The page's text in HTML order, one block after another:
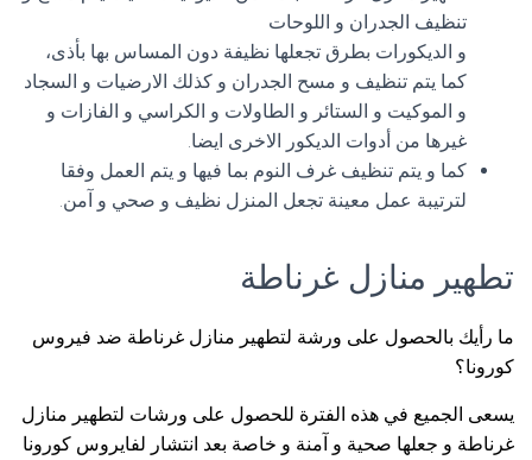
تنظيف الجدران و اللوحات
و الديكورات بطرق تجعلها نظيفة دون المساس بها بأذى،
كما يتم تنظيف و مسح الجدران و كذلك الارضيات و السجاد
و الموكيت و الستائر و الطاولات و الكراسي و الفازات و
غيرها من أدوات الديكور الاخرى ايضا.
كما و يتم تنظيف غرف النوم بما فيها و يتم العمل وفقا
لترتيبة عمل معينة تجعل المنزل نظيف و صحي و آمن.
تطهير منازل غرناطة
ما رأيك بالحصول على ورشة لتطهير منازل غرناطة ضد فيروس
كورونا؟
يسعى الجميع في هذه الفترة للحصول على ورشات لتطهير منازل
غرناطة و جعلها صحية و آمنة و خاصة بعد انتشار لفايروس كورونا